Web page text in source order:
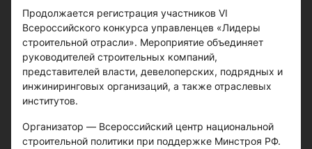
Продолжается регистрация участников VI
Всероссийского конкурса управленцев «Лидеры
строительной отрасли». Мероприятие объединяет
руководителей строительных компаний,
представителей власти, девелоперских, подрядных и
инжиниринговых организаций, а также отраслевых
институтов.
Организатор — Всероссийский центр национальной
строительной политики при поддержке Минстроя РФ.